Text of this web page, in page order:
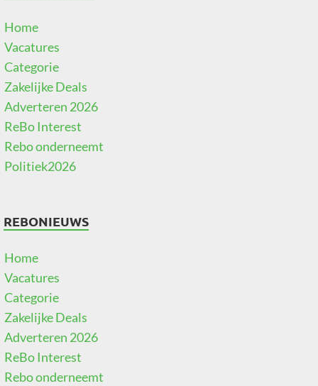
Home
Vacatures
Categorie
Zakelijke Deals
Adverteren 2026
ReBo Interest
Rebo onderneemt
Politiek2026
REBONIEUWS
Home
Vacatures
Categorie
Zakelijke Deals
Adverteren 2026
ReBo Interest
Rebo onderneemt